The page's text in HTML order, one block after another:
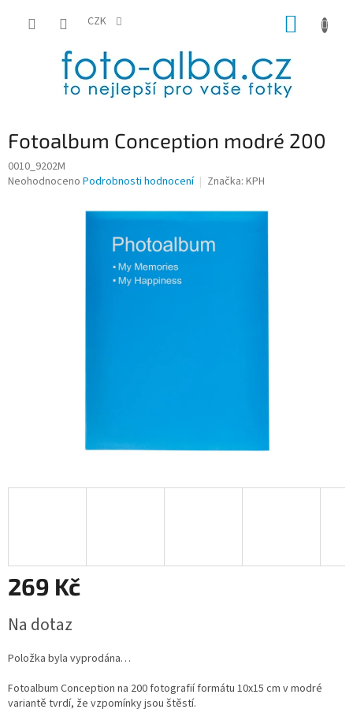
CZK
Fotoalbum Conception modré 200
0010_9202M
Průměrné
Neohodnoceno Podrobnosti hodnocení Značka: KPH
269 Kč
cena:
Na dotaz
Položka byla vyprodána…
Fotoalbum Conception na 200 fotografií formátu 10x15 cm v modré
variantě tvrdí, že vzpomínky jsou štěstí.